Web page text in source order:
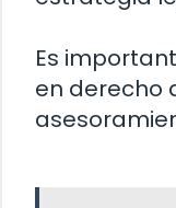
Es
en derecho